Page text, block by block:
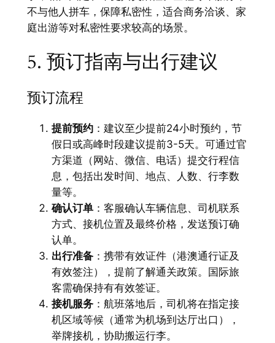
不与他人拼车，保障私密性，适合商务洽谈、家
庭出游等对私密性要求较高的场景。
5. 预订指南与出行建议
预订流程
提前预约：建议至少提前24小时预约，节
假日或高峰时段建议提前3-5天。可通过官
方渠道（网站、微信、电话）提交行程信
息，包括出发时间、地点、人数、行李数
量等。
确认订单：客服确认车辆信息、司机联系
方式、接机位置及最终价格，发送预订确
认单。
出行准备：携带有效证件（港澳通行证及
有效签注），提前了解通关政策。国际旅
客需确保持有有效签证。
接机服务：航班落地后，司机将在指定接
机区域等候（通常为机场到达厅出口），
举牌接机，协助搬运行李。